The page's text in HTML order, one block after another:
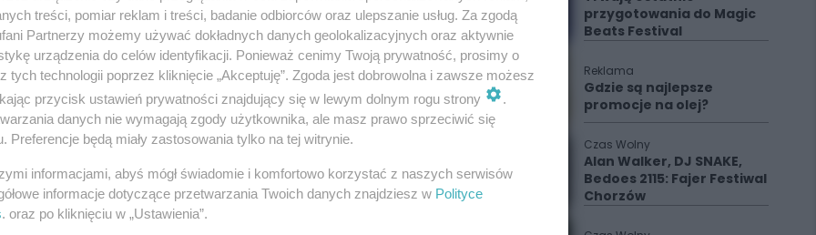
z najbardziej charakterystycznych artystek
pop, elektronikę i performance, tworząc spójne
„Miło Było Pana Poznać” przez przebojowy
buduje własny język artystyczny
siebie.
światowe gwiazdy EDM z najciekawszymi
w sercu Śląska. Przed nami jeszcze kolejne
przygotowania do Magic
Beats Festival
Reklama
Gdzie są najlepsze
promocje na olej?
Czas Wolny
Alan Walker, DJ SNAKE,
Bedoes 2115: Fajer Festiwal
Chorzów
treści, pomiar reklam i treści, badanie odbiorców oraz ulepszanie usług. Za zgodą
Partnerzy możemy używać dokładnych danych geolokalizacyjnych oraz aktywnie
urządzenia do celów identyfikacji. Ponieważ cenimy Twoją prywatność, prosimy o
tych technologii poprzez kliknięcie „Akceptuję”. Zgoda jest dobrowolna i zawsze możesz
przycisk ustawień prywatności znajdujący się w lewym dolnym rogu strony
.
danych nie wymagają zgody użytkownika, ale masz prawo sprzeciwić się
Preferencje będą miały zastosowania tylko na tej witrynie.
informacjami, abyś mógł świadomie i komfortowo korzystać z naszych serwisów
informacje dotyczące przetwarzania Twoich danych znajdziesz w Polityce
. oraz po kliknięciu w „Ustawienia”.